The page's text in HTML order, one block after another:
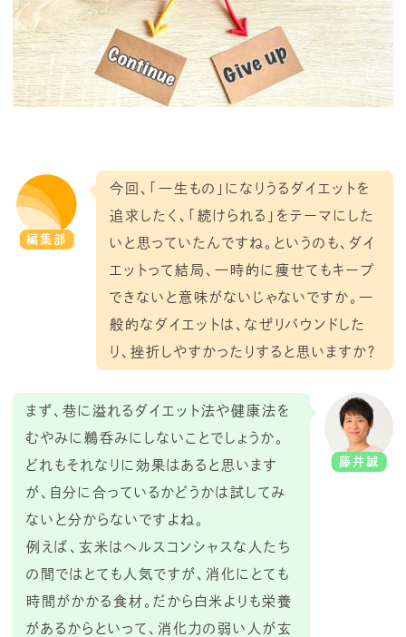
編集部
今回、「一生もの」になりうるダイエットを
追求したく、「続けられる」をテーマにした
いと思っていたんですね。というのも、ダイ
エットって結局、一時的に痩せてもキープ
できないと意味がないじゃないですか。一
般的なダイエットは、なぜリバウンドした
り、挫折しやすかったりすると思いますか？
まず、巷に溢れるダイエット法や健康法を
むやみに鵜呑みにしないことでしょうか。
どれもそれなりに効果はあると思います
が、自分に合っているかどうかは試してみ
ないと分からないですよね。
例えば、玄米はヘルスコンシャスな人たち
の間ではとても人気ですが、消化にとても
時間がかかる食材。だから白米よりも栄養
があるからといって、消化力の弱い人が玄
藤井誠